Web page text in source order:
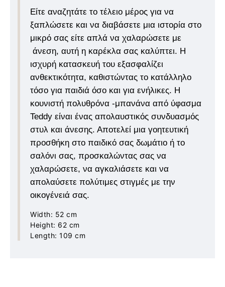
Είτε αναζητάτε το τέλειο μέρος για να
ξαπλώσετε και να διαβάσετε μια ιστορία στο
μικρό σας είτε απλά να χαλαρώσετε με
άνεση, αυτή η καρέκλα σας καλύπτει. Η
ισχυρή κατασκευή του εξασφαλίζει
ανθεκτικότητα, καθιστώντας το κατάλληλο
τόσο για παιδιά όσο και για ενήλικες. Η
κουνιστή πολυθρόνα -μπανάνα από ύφασμα
Teddy είναι ένας απολαυστικός συνδυασμός
στυλ και άνεσης. Αποτελεί μια γοητευτική
προσθήκη στο παιδικό σας δωμάτιο ή το
σαλόνι σας, προσκαλώντας σας να
χαλαρώσετε, να αγκαλιάσετε και να
απολαύσετε πολύτιμες στιγμές με την
οικογένειά σας.
Width: 52 cm
Height: 62 cm
Length: 109 cm